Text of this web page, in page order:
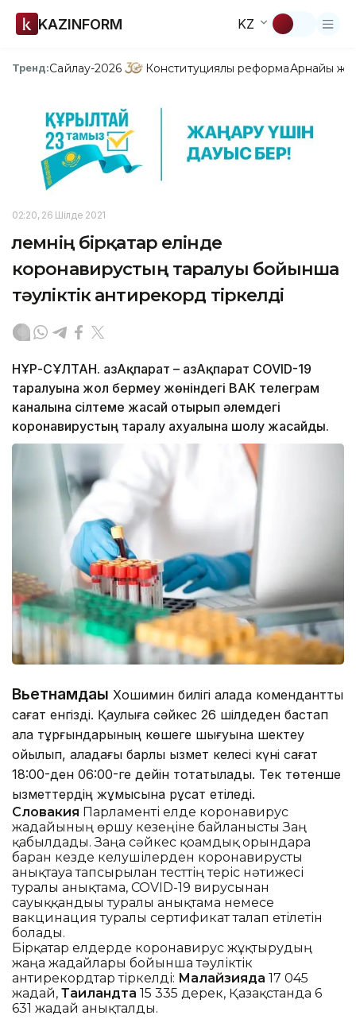
KAZINFORM KZ
Тренд:Сайлау-2026 Конституциялық реформаАрнайы
02:20, 26 Шілде 2021
Әлемнің бірқатар елінде
коронавирустың таралуы бойынша
тәуліктік антирекорд тіркелді
НҰР-СҰЛТАН. ҚазАқпарат – ҚазАқпарат COVID-19
таралуына жол бермеу жөніндегі ВАК телеграм
каналына сілтеме жасай отырып әлемдегі
коронавирустың таралу ахуалына шолу жасайды.
Вьетнамдағы Хошимин билігі қалада коменданттық
сағат енгізді. Қаулыға сәйкес 26 шілдеден бастап
қала тұрғындарының көшеге шығуына шектеу
қойылып, қаладағы барлық қызмет келесі күні сағат
18:00-ден 06:00-ге дейін тоқтатылады. Тек төтенше
қызметтердің жұмысына рұқсат етіледі.
Словакия Парламенті елде коронавирус
жағдайының өршу кезеңіне байланысты Заң
қабылдады. Заңға сәйкес қоғамдық орындарға
барған кезде келушілерден коронавирусты
анықтауға тапсырылған тесттің теріс нәтижесі
туралы анықтама, COVID-19 вирусынан
сауыққандығы туралы анықтама немесе
вакцинация туралы сертификат талап етілетін
болады.
Бірқатар елдерде коронавирус жұқтырудың
жаңа жағдайлары бойынша тәуліктік
антирекордтар тіркелді: Малайзияда 17 045
жағдай, Таиландта 15 335 дерек, Қазақстанда 6
631 жағдай анықталды.